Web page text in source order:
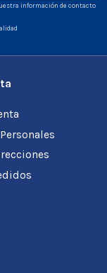
información de contacto